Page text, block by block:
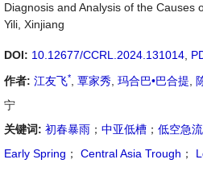
Diagnosis and Analysis of the Causes
Yili, Xinjiang
DOI: 10.12677/CCRL.2024.131014
作者: 江友飞* 覃家秀 玛合巴•巴合提
宁
关键词: 初春暴雨 ； 中亚低槽 ； 低空急流
Early Spring ； Central Asia Trough ；